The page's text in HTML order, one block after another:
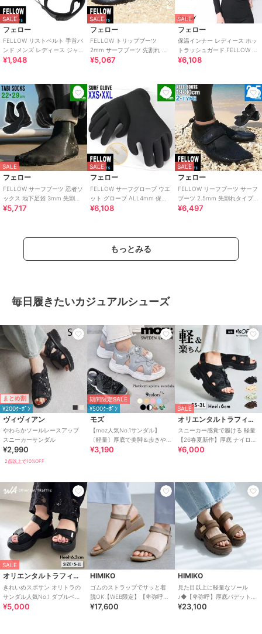
SALE
フェロー
FELLOW リストベルト 手首バ
ンド メンズ レディース ジャー
ジ リストリング リストバンド
¥1,948
SALE
フェロー
FELLOW トリップブーツ
2mm サーフブーツ 先割れ ス
プリット サーフィン SUP 怪我
¥5,067
SALE
フェロー
保温インナー レディース ホッ
トラッシュガード FELLOW 裏
起毛 紫外線予防 UPF53+ 長袖
¥6,108
SALE
フェロー
FELLOW サーフブーツ 忍者ソ
ックス 地下足袋 3mm 先割れ
タイプ スプリット サーフィン
¥5,717
SALE
フェロー
FELLOW サーフグローブ ウエ
ット グローブ ALL4mm 保温
起毛 サーフィン SUP
¥6,108
SALE
フェロー
FELLOW リーフブーツ サーフ
ブーツ 2.5mm 先割れタイプ
スプリット 海 川 岩場
¥6,497
もっとみる
毎日履きたいカジュアルシューズ
まとめ割
¥200ｸｰﾎﾟﾝ
ヴィヴィアン
やわらかソールレースアップ
スニーカーサンダル
¥2,990
2点以上で10%OFF
期間限定SALE
¥500ｸｰﾎﾟﾝ
モズ
【moz人気No.1サンダル】
〔軽量〕厚底で美脚＆歩きや
すい！疲れにくいフィット感
¥3,190
SALE
オリエンタルトラフィック
スニーカー感覚で履ける 軽量
【26春夏新作】厚底 ナイロン
スポーツサンダル /OT3232
¥6,000
SALE
オリエンタルトラフィック
きれいめスポサン オリトラの
サンダル人気No.1 ダブルベル
ト スポーツサンダル /42207
¥5,000
HIMIKO
ゴムのストラップでサッと着
脱OK【WEB限定】【卑弥呼
26SS】ゴムストラップサンダ
¥17,600
HIMIKO
見た目以上に軽量なソール
♪◆【卑弥呼】厚底パデットサ
ンダル/661201
¥23,100